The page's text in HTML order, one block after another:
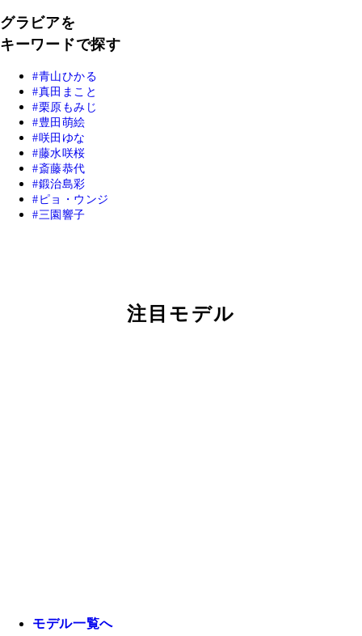
グラビアを
キーワードで探す
青山ひかる
真田まこと
栗原もみじ
豊田萌絵
咲田ゆな
藤水咲桜
斎藤恭代
鍛治島彩
ピョ・ウンジ
三園響子
注目モデル
モデル一覧へ